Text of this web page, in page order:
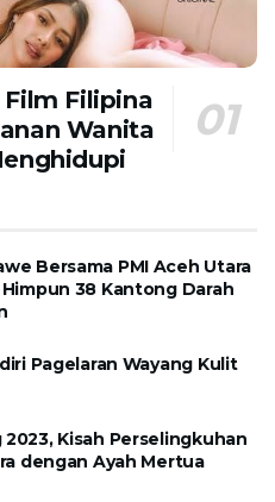
Film Filipina
Wanita
Bersama PMI Aceh Utara
38 Kantong Darah
Pagelaran Wayang Kulit
Kisah Perselingkuhan
dengan Ayah Mertua